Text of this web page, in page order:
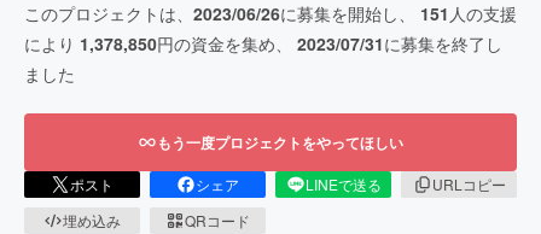
このプロジェクトは、 2023/06/26に募集を開始し、 151 人の支援
により 1,378,850円の資金を集め、 2023/07/31に募集を終了し
ました
もう一度プロジェクトをやってほしい
ポスト シェア LINEで送る
URLコピー
埋め込み
QRコード